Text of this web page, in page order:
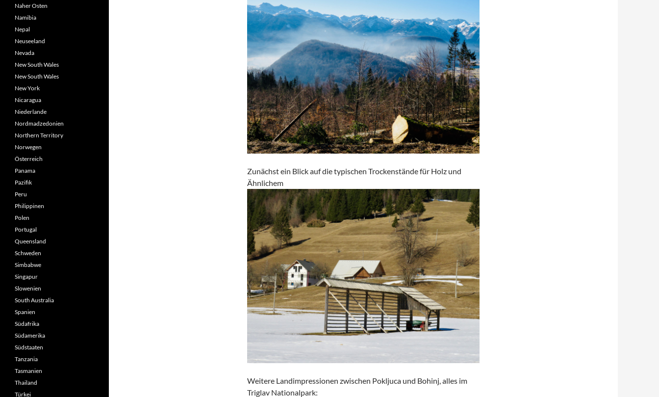
Zunächst ein Blick auf die typischen Trockenstände für Holz und
Ähnlichem
Weitere Landimpressionen zwischen Pokljuca und Bohinj, alles im
Triglav Nationalpark:
Naher Osten
Namibia
Nepal
Neuseeland
Nevada
New South Wales
New South Wales
New York
Nicaragua
Niederlande
Nordmadzedonien
Northern Territory
Norwegen
Österreich
Panama
Pazifik
Peru
Philippinen
Polen
Portugal
Queensland
Schweden
Simbabwe
Singapur
Slowenien
South Australia
Spanien
Südafrika
Südamerika
Südstaaten
Tanzania
Tasmanien
Thailand
Türkei